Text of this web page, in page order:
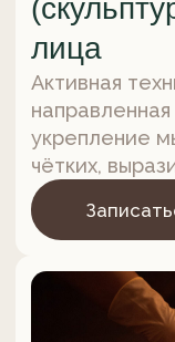
Буккальный
Глубокая техника
проработкой мышц
инъекций.
Записаться
60 минут / 5600 ₽